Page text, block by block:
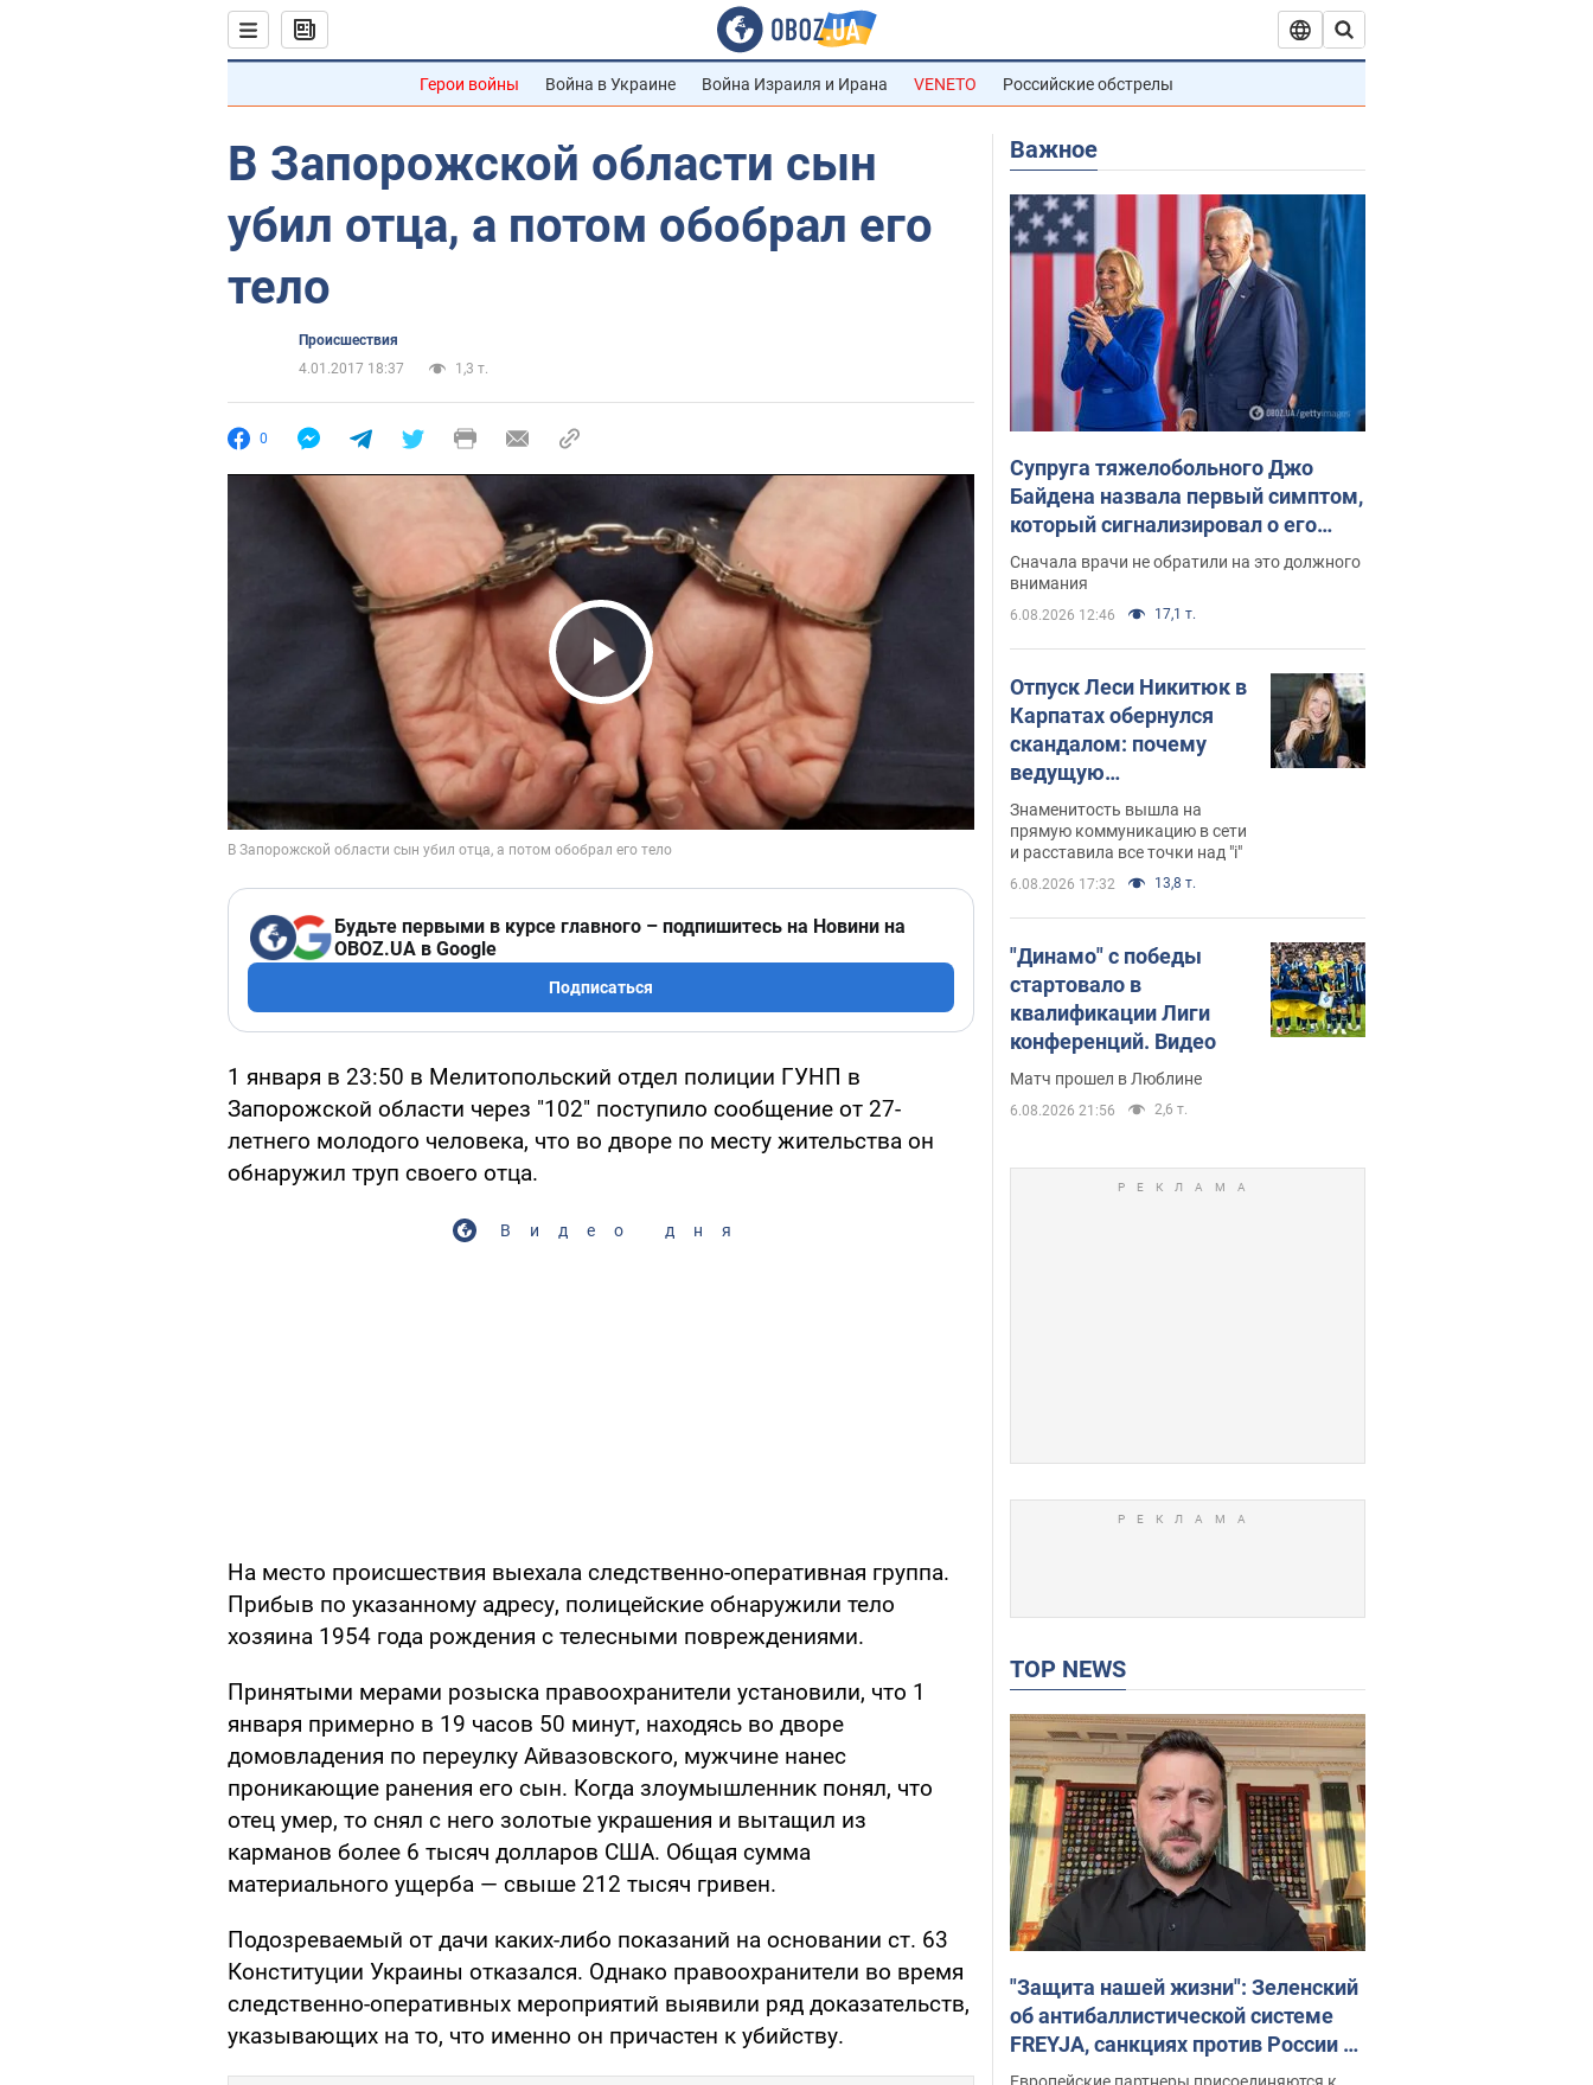
Герои войны Война в Украине Война Израиля и Ирана VENETO Российские обстрелы
В Запорожской области сын
убил отца, а потом обобрал его
тело
Происшествия
4.01.2017 18:37
1,3 т.
0
Play Video
Будьте первыми в курсе главного – подпишитесь на Новини на
OBOZ.UA в Google
Подписаться
1 января в 23:50 в Мелитопольский отдел полиции ГУНП в
Запорожской области через "102" поступило сообщение от 27-
летнего молодого человека, что во дворе по месту жительства он
обнаружил труп своего отца.
Видео дня
На место происшествия выехала следственно-оперативная группа.
Прибыв по указанному адресу, полицейские обнаружили тело
хозяина 1954 года рождения с телесными повреждениями.
Принятыми мерами розыска правоохранители установили, что 1
января примерно в 19 часов 50 минут, находясь во дворе
домовладения по переулку Айвазовского, мужчине нанес
проникающие ранения его сын. Когда злоумышленник понял, что
отец умер, то снял с него золотые украшения и вытащил из
карманов более 6 тысяч долларов США. Общая сумма
материального ущерба — свыше 212 тысяч гривен.
Подозреваемый от дачи каких-либо показаний на основании ст. 63
Конституции Украины отказался. Однако правоохранители во время
следственно-оперативных мероприятий выявили ряд доказательств,
указывающих на то, что именно он причастен к убийству.
Важное
Супруга тяжелобольного Джо
Байдена назвала первый симптом,
который сигнализировал о его
"агрессивном" раке
Сначала врачи не обратили на это должного
внимания
6.08.2026 12:46 17,1 т.
Отпуск Леси Никитюк в
Карпатах обернулся
скандалом: почему
ведущую
несправедливо
захейтили
Знаменитость вышла на
прямую коммуникацию в сети
и расставила все точки над "i"
6.08.2026 17:32 13,8 т.
"Динамо" с победы
стартовало в
квалификации Лиги
конференций. Видео
Матч прошел в Люблине
6.08.2026 21:56 2,6 т.
TOP NEWS
"Защита нашей жизни": Зеленский
об антибаллистической системе
FREYJA, санкциях против России и
поддержке аграриев. Видео